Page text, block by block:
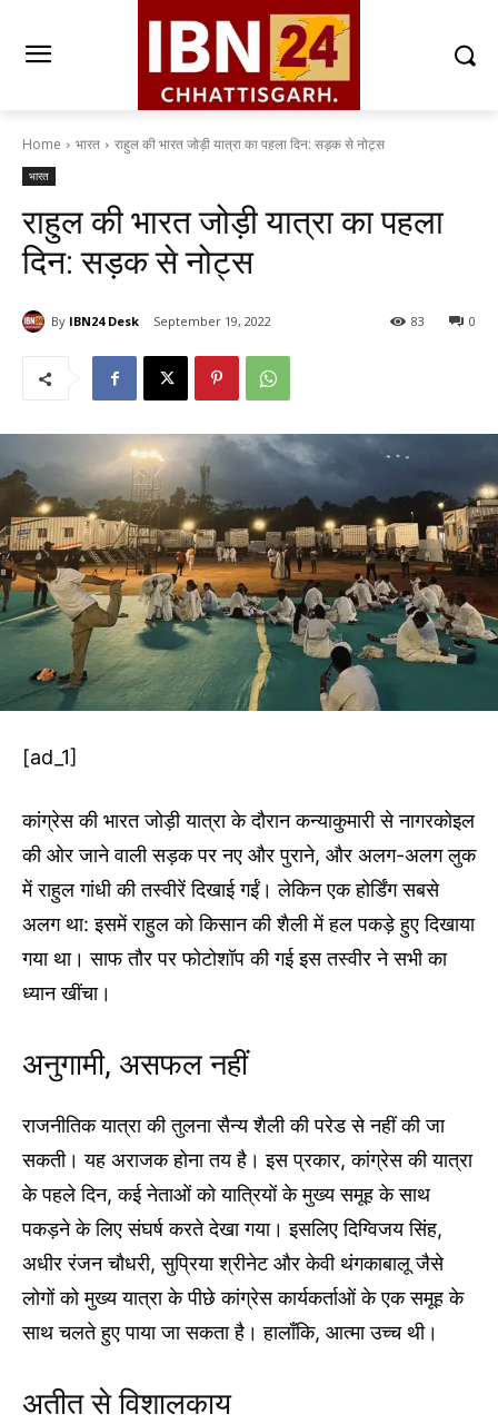
Home भारत राहुल की भारत जोड़ी यात्रा का पहला दिन: सड़क से नोट्स
भारत
राहुल की भारत जोड़ी यात्रा का पहला
दिन: सड़क से नोट्स
By IBN24 Desk September 19, 2022 0
83
[ad_1]
कांग्रेस की भारत जोड़ी यात्रा के दौरान कन्याकुमारी से नागरकोइल
की ओर जाने वाली सड़क पर नए और पुराने, और अलग-अलग लुक
में राहुल गांधी की तस्वीरें दिखाई गईं। लेकिन एक होर्डिंग सबसे
अलग था: इसमें राहुल को किसान की शैली में हल पकड़े हुए दिखाया
गया था। साफ तौर पर फोटोशॉप की गई इस तस्वीर ने सभी का
ध्यान खींचा।
अनुगामी, असफल नहीं
राजनीतिक यात्रा की तुलना सैन्य शैली की परेड से नहीं की जा
सकती। यह अराजक होना तय है। इस प्रकार, कांग्रेस की यात्रा
के पहले दिन, कई नेताओं को यात्रियों के मुख्य समूह के साथ
पकड़ने के लिए संघर्ष करते देखा गया। इसलिए दिग्विजय सिंह,
अधीर रंजन चौधरी, सुप्रिया श्रीनेट और केवी थंगकाबालू जैसे
लोगों को मुख्य यात्रा के पीछे कांग्रेस कार्यकर्ताओं के एक समूह के
साथ चलते हुए पाया जा सकता है। हालाँकि, आत्मा उच्च थी।
अतीत से विशालकाय